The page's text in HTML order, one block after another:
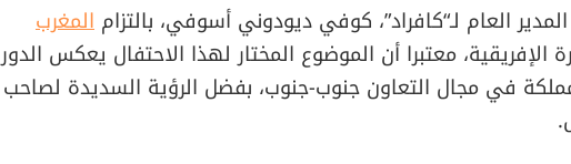
العام لـ“كافراد”، كوفي ديودوني أسوفي، بالتزام المغرب
الإفريقية، معتبرا أن الموضوع المختار لهذا الاحتفال يعكس الدور
في مجال التعاون جنوب-جنوب، بفضل الرؤية السديدة لصاحب